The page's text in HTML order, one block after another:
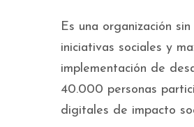
Es una organización
iniciativas sociales y
implementación de
40.000 personas
digitales de impacto